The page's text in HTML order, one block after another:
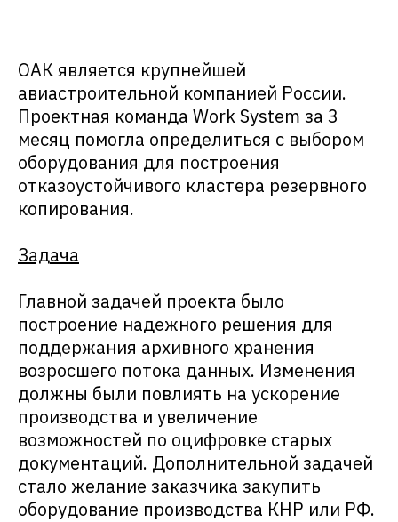
ОАК является крупнейшей
авиастроительной компанией России.
Проектная команда Work System за 3
месяц помогла определиться с выбором
оборудования для построения
отказоустойчивого кластера резервного
копирования.
Задача
Главной задачей проекта было
построение надежного решения для
поддержания архивного хранения
возросшего потока данных. Изменения
должны были повлиять на ускорение
производства и увеличение
возможностей по оцифровке старых
документаций. Дополнительной задачей
стало желание заказчика закупить
оборудование производства КНР или РФ.